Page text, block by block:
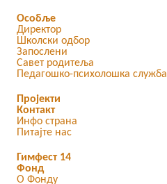
Особље
Директор
Школски одбор
Запослени
Савет родитеља
Педагошко-психолошка служба
Пројекти
Контакт
Инфо страна
Питајте нас
Гимфест 14
Фонд
О Фонду